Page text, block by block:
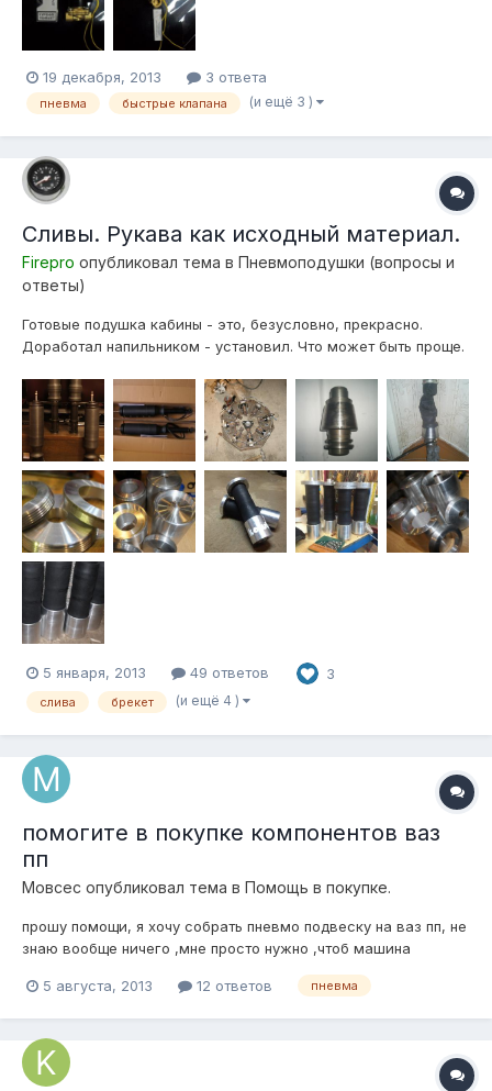
19 декабря, 2013 3 ответа
пневма быстрые клапана (и ещё 3 )
Сливы. Рукава как исходный материал.
Firepro опубликовал тема в Пневмоподушки (вопросы и
ответы)
Готовые подушка кабины - это, безусловно, прекрасно.
Доработал напильником - установил. Что может быть проще.
если нужны другие характеристики, меньший ход? Ситуация
упрощается если Вы токарь со стажем и в Вашем гараже
есть необходимые...
5 января, 2013 49 ответов 3
слива брекет (и ещё 4 )
помогите в покупке компонентов ваз
пп
Мовсес опубликовал тема в Помощь в покупке.
прошу помощи, я хочу собрать пневмо подвеску на ваз пп, не
знаю вообще ничего ,мне просто нужно ,чтоб машина
минимуму))пожалуйста помоги,нуждаюсь:)по возможности
низкий клиренс от каких именно комп...
5 августа, 2013 12 ответов пневма